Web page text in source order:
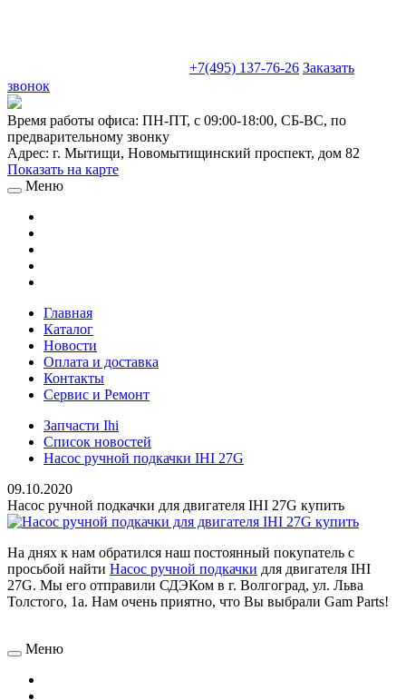
+7(495) 137-76-26 Заказать
звонок
Время работы офиса: ПН-ПТ, с 09:00-18:00, СБ-ВС, по
предварительному звонку
Адрес: г. Мытищи, Новомытищинский проспект, дом 82
Показать на карте
Меню
Главная
Каталог
Новости
Оплата и доставка
Контакты
Сервис и Ремонт
Запчасти Ihi
Список новостей
Насос ручной подкачки IHI 27G
09.10.2020
Насос ручной подкачки для двигателя IHI 27G купить
На днях к нам обратился наш постоянный покупатель с
просьбой найти Насос ручной подкачки для двигателя IHI
27G. Мы его отправили СДЭКом в г. Волгоград, ул. Льва
Толстого, 1а. Нам очень приятно, что Вы выбрали Gam Parts!
Меню